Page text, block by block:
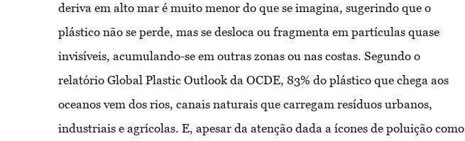
deriva em alto mar é muito menor do que se imagina, sugerindo que o
plástico não se perde, mas se desloca ou fragmenta em partículas quase
invisíveis, acumulando-se em outras zonas ou nas costas. Segundo o
relatório Global Plastic Outlook da OCDE, 83% do plástico que chega aos
oceanos vem dos rios, canais naturais que carregam resíduos urbanos,
industriais e agrícolas. E, apesar da atenção dada a ícones de poluição como